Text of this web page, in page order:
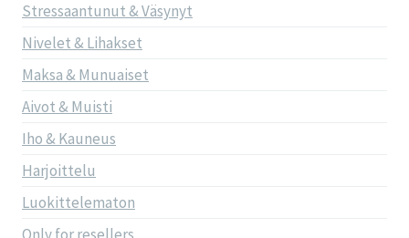
Stressaantunut & Väsynyt
Nivelet & Lihakset
Maksa & Munuaiset
Aivot & Muisti
Iho & Kauneus
Harjoittelu
Luokittelematon